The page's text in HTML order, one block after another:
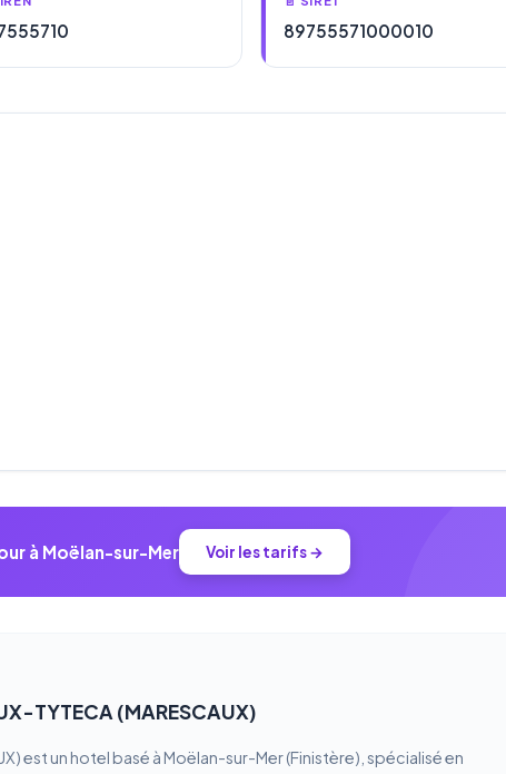
89755571000010
à Moëlan-sur-Mer Voir les tarifs →
TYTECA (MARESCAUX)
est un hotel basé à Moëlan-sur-Mer (Finistère), spécialisé en